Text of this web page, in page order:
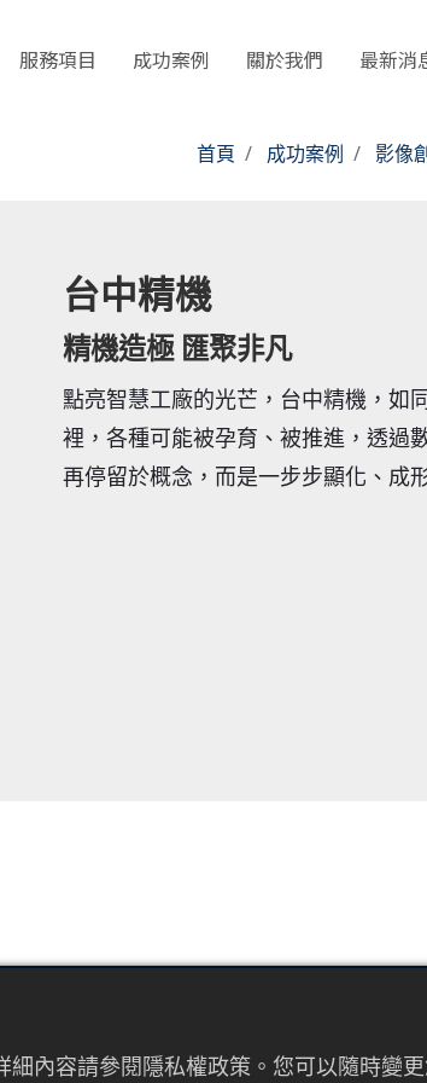
服務項目 成功案例 關於我們 最新消
首頁 成功案例 影像
台中精機
精機造極 匯聚非凡
點亮智慧工廠的光芒，台中精機，如
裡，各種可能被孕育、被推進，透過
再停留於概念，而是一步步顯化、成
EMAIL
內容請參閱隱私權政策。您可以隨時變